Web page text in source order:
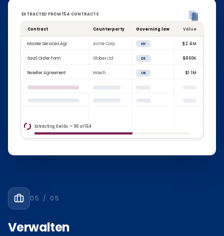
EXTRACTED FROM 154 CONTRACTS
Contract Counterparty Governing law Value
Master Services Agr. Acme Corp NY $2.4M
SaaS Order Form Globex Ltd DE $860K
Reseller Agreement Initech UK $1.1M
Extracting fields — 96 of 154
05 / 05
Verwalten